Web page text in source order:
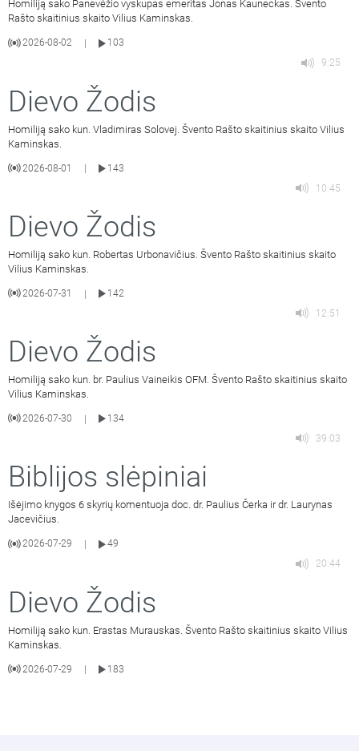
Homiliją sako Panevėžio vyskupas emeritas Jonas Kauneckas. Švento
Rašto skaitinius skaito Vilius Kaminskas.
2026-08-02
103
9:25
Dievo Žodis
Homiliją sako kun. Vladimiras Solovej. Švento Rašto skaitinius skaito Vilius
Kaminskas.
2026-08-01
143
10:45
Dievo Žodis
Homiliją sako kun. Robertas Urbonavičius. Švento Rašto skaitinius skaito
Vilius Kaminskas.
2026-07-31 |
142
12:51
Dievo Žodis
Homiliją sako kun. br. Paulius Vaineikis OFM. Švento Rašto skaitinius skaito
Vilius Kaminskas.
2026-07-30 |
134
39:03
Biblijos slėpiniai
Išėjimo knygos 6 skyrių komentuoja doc. dr. Paulius Čerka ir dr. Laurynas
Jacevičius.
2026-07-29
49
20:44
Dievo Žodis
Homiliją sako kun. Erastas Murauskas. Švento Rašto skaitinius skaito Vilius
Kaminskas.
2026-07-29 183